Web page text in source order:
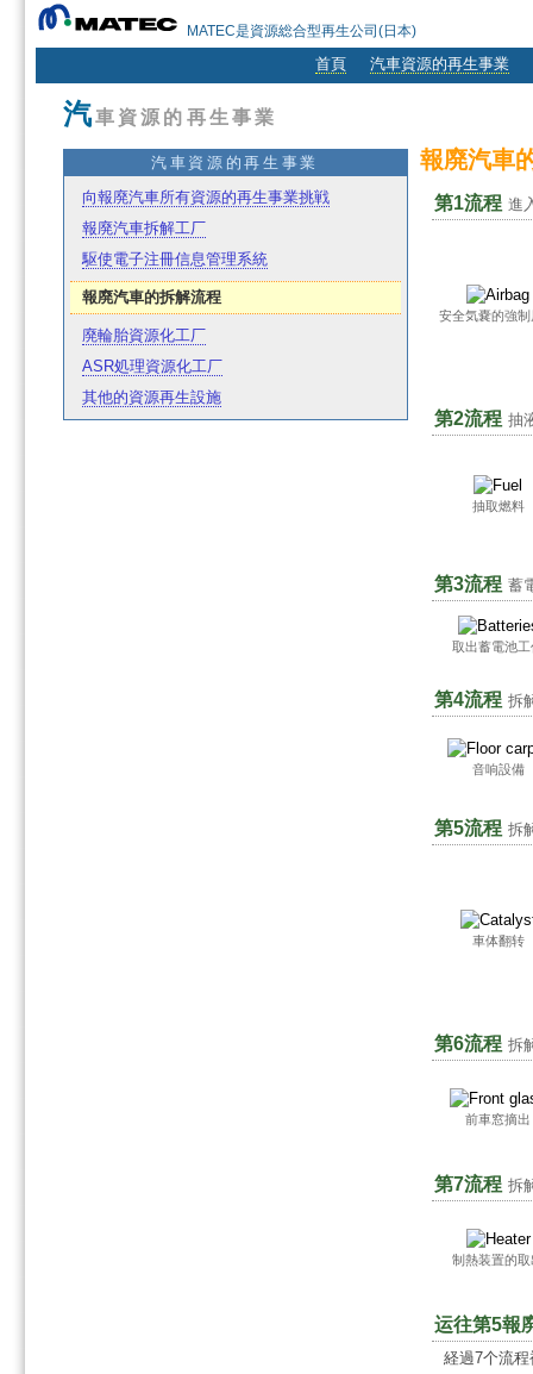
MATEC是資源総合型再生公司(日本)
首頁 汽車資源的再生事業
汽車資源的再生事業
汽車資源的再生事業
向報廃汽車所有資源的再生事業挑戦
報廃汽車拆解工厂
駆使電子注冊信息管理系統
報廃汽車的拆解流程
廃輪胎資源化工厂
ASR処理資源化工厂
其他的資源再生設施
報廃汽車
第1流程 進
安全気嚢的強制
第2流程 抽
抽取燃料
第3流程 蓄
取出蓄電池工
第4流程 拆
音响設備
第5流程 拆
車体翻转
第6流程 拆
前車窓摘出
第7流程 拆
制熱装置的取
运往第5報
経過7个流